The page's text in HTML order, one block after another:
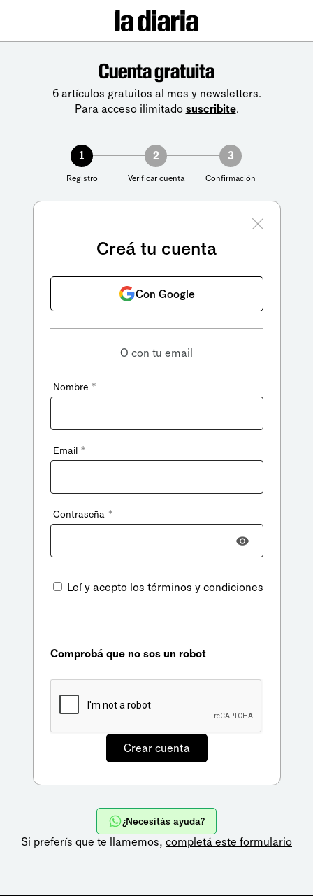
Cuenta gratuita
6 artículos gratuitos al mes y newsletters.
Para acceso ilimitado suscribite.
1
Registro
2
Verificar cuenta
3
Confirmación
Creá tu cuenta
Con Google
O con tu email
Nombre *
Email *
Contraseña *
Leí y acepto los términos y condiciones
Comprobá que no sos un robot
¿Necesitás ayuda?
Si preferís que te llamemos, completá este formulario